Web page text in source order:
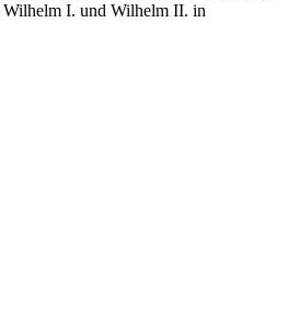
I. und Wilhelm II. in